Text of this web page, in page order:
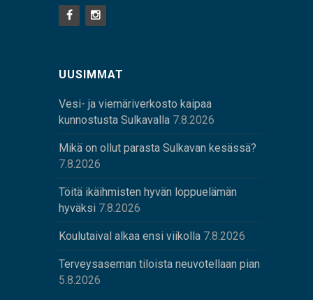
UUSIMMAT
Vesi- ja viemäriverkosto kaipaa
kunnostusta Sulkavalla 7.8.2026
Mikä on ollut parasta Sulkavan kesässä?
7.8.2026
Töitä ikäihmisten hyvän loppuelämän
hyväksi 7.8.2026
Koulutaival alkaa ensi viikolla 7.8.2026
Terveysaseman tiloista neuvotellaan pian
5.8.2026